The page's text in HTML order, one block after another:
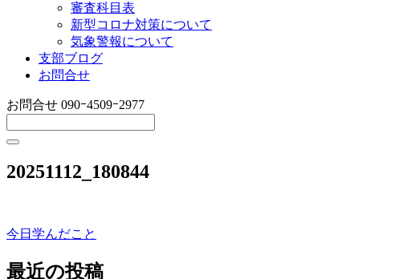
審査科目表
新型コロナ対策について
気象警報について
支部ブログ
お問合せ
お問合せ 090ｰ4509ｰ2977
20251112_180844
投
稿
今日学んだこと
最近の投稿